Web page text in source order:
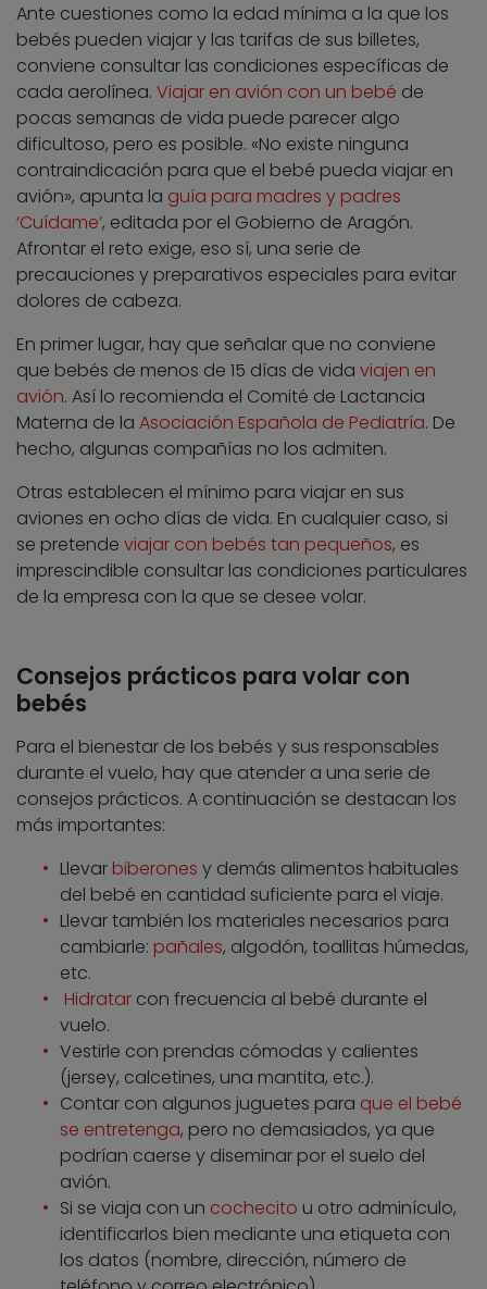
Ante cuestiones como la edad mínima a la que los
bebés pueden viajar y las tarifas de sus billetes,
conviene consultar las condiciones específicas de
cada aerolínea. Viajar en avión con un bebé de
pocas semanas de vida puede parecer algo
dificultoso, pero es posible. «No existe ninguna
contraindicación para que el bebé pueda viajar en
avión», apunta la guía para madres y padres
‘Cuídame’, editada por el Gobierno de Aragón.
Afrontar el reto exige, eso sí, una serie de
precauciones y preparativos especiales para evitar
dolores de cabeza.
En primer lugar, hay que señalar que no conviene
que bebés de menos de 15 días de vida viajen en
avión. Así lo recomienda el Comité de Lactancia
Materna de la Asociación Española de Pediatría. De
hecho, algunas compañías no los admiten.
Otras establecen el mínimo para viajar en sus
aviones en ocho días de vida. En cualquier caso, si
se pretende viajar con bebés tan pequeños, es
imprescindible consultar las condiciones particulares
de la empresa con la que se desee volar.
Consejos prácticos para volar con
bebés
Para el bienestar de los bebés y sus responsables
durante el vuelo, hay que atender a una serie de
consejos prácticos. A continuación se destacan los
más importantes:
Llevar biberones y demás alimentos habituales
del bebé en cantidad suficiente para el viaje.
Llevar también los materiales necesarios para
cambiarle: pañales, algodón, toallitas húmedas,
etc.
Hidratar con frecuencia al bebé durante el
vuelo.
Vestirle con prendas cómodas y calientes
(jersey, calcetines, una mantita, etc.).
Contar con algunos juguetes para que el bebé
se entretenga, pero no demasiados, ya que
podrían caerse y diseminar por el suelo del
avión.
Si se viaja con un cochecito u otro adminículo,
identificarlos bien mediante una etiqueta con
los datos (nombre, dirección, número de